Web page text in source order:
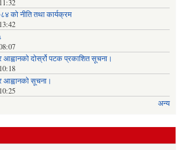
को नीति तथा कार्यक्रम
आह्वानको दोर्स्रो पटक प्रकाशित सूचना।
आह्वानको सूचना।
अन्य